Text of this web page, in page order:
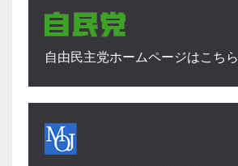
自由民主党ホームページはこちら